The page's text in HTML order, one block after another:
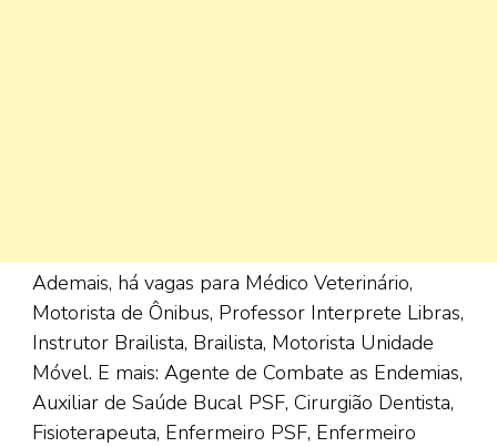
Ademais, há vagas para Médico Veterinário,
Motorista de Ônibus, Professor Interprete Libras,
Instrutor Brailista, Brailista, Motorista Unidade
Móvel. E mais: Agente de Combate as Endemias,
Auxiliar de Saúde Bucal PSF, Cirurgião Dentista,
Fisioterapeuta, Enfermeiro PSF, Enfermeiro